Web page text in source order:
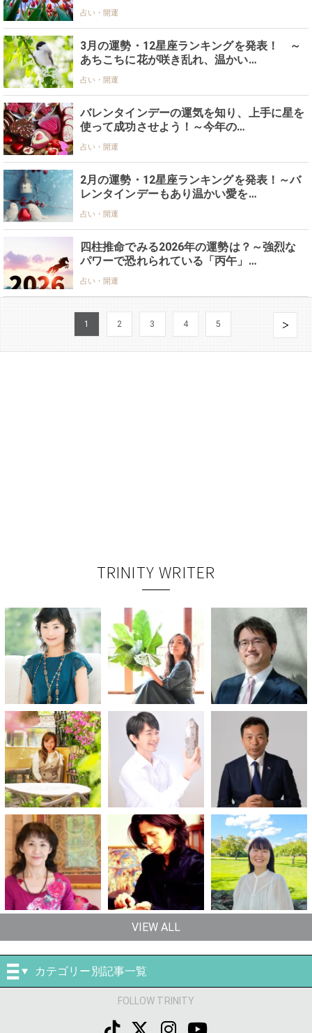
占い・開運
3月の運勢・12星座ランキングを発表！ ～
あちこちに花が咲き乱れ、温かい…
占い・開運
バレンタインデーの運気を知り、上手に星を
使って成功させよう！～今年の…
占い・開運
2月の運勢・12星座ランキングを発表！～バ
レンタインデーもあり温かい愛を…
占い・開運
四柱推命でみる2026年の運勢は？～強烈な
パワーで恐れられている「丙午」…
占い・開運
1 2 3 4 5
TRINITY WRITER
VIEW ALL
カテゴリー別記事一覧
FOLLOW TRINITY